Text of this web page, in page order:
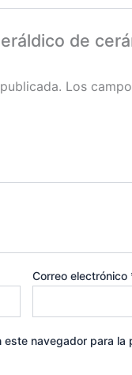
de
Los
Correo electrónico
navegador para la